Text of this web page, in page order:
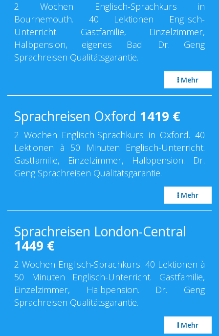
2 Wochen Englisch-Sprachkurs in
Bournemouth. 40 Lektionen Englisch-
Unterricht. Gastfamilie, Einzelzimmer,
Halbpension, eigenes Bad. Dr. Geng
Sprachreisen Qualitätsgarantie.
Mehr
Sprachreisen Oxford 1419 €
2 Wochen Englisch-Sprachkurs in Oxford. 40
Lektionen à 50 Minuten Englisch-Unterricht.
Gastfamilie, Einzelzimmer, Halbpension. Dr.
Geng Sprachreisen Qualitätsgarantie.
Mehr
Sprachreisen London-Central
1449 €
2 Wochen Englisch-Sprachkurs. 40 Lektionen à
50 Minuten Englisch-Unterricht. Gastfamilie,
Einzelzimmer, Halbpension. Dr. Geng
Sprachreisen Qualitätsgarantie.
Mehr